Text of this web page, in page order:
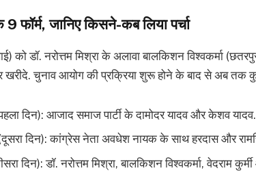
फॉर्म, जानिए किसने-कब लिया पर्चा
को डॉ. नरोत्तम मिश्रा के अलावा बालकिशन विश्वकर्मा
खरीदे. चुनाव आयोग की प्रक्रिया शुरू होने के बाद से अब तक
दिन): आजाद समाज पार्टी के दामोदर यादव और केशव यादव.
दिन): कांग्रेस नेता अवधेश नायक के साथ हरदास और
दिन): डॉ. नरोत्तम मिश्रा, बालकिशन विश्वकर्मा, वेदराम